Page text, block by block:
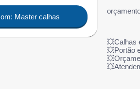
Master calhas
💥Calhas
💥Portão